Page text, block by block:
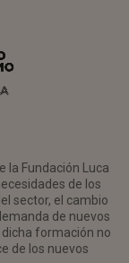
la Fundación Luca
de los
sector, el cambio
de nuevos
formación no
de los nuevos